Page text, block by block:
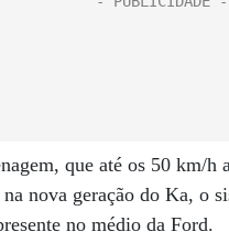
que até os 50 km/
nova geração do Ka, o
no médio da Ford.